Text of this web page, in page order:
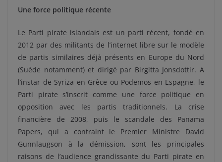
Une force politique récente
Le Parti pirate islandais est un parti récent, fondé en
2012 par des militants de l’internet libre sur le modèle
de partis similaires déjà présents en Europe du Nord
(Suède notamment) et dirigé par Birgitta Jonsdottir. A
l’instar de Syriza en Grèce ou Podemos en Espagne, le
Parti pirate s’inscrit comme une force politique en
opposition avec les partis traditionnels. La crise
financière de 2008, puis le scandale des Panama
Papers, qui a contraint le Premier Ministre David
Gunnlaugson à la démission, sont les principales
raisons de l’audience grandissante du Parti pirate en